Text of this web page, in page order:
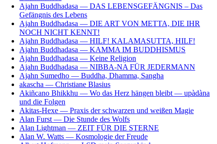
Ajahn Buddhadasa — DAS LEBENSGEFÄNGNIS – Das
Gefängnis des Lebens
Ajahn Buddhadasa — DIE ART VON METTA, DIE IHR
NOCH NICHT KENNT!
Ajahn Buddhadasa — HILF! KALAMASUTTA, HILF!
Ajahn Buddhadasa — KAMMA IM BUDDHISMUS
Ajahn Buddhadasa — Keine Religion
Ajahn Buddhadasa — NIBBA-NA FÜR JEDERMANN
Ajahn Sumedho — Buddha, Dhamma, Sangha
akascha — Christiane Blasius
Akiñcano Bhikkhu — Wo das Herz hängen bleibt — upàdàna
und die Folgen
Akitas-Hexe — Praxis der schwarzen und weißen Magie
Alan Furst — Die Stunde des Wolfs
Alan Lightman — ZEIT FÜR DIE STERNE
Alan W. Watts — Kosmologie der Freude